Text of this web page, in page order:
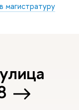
магистратуру